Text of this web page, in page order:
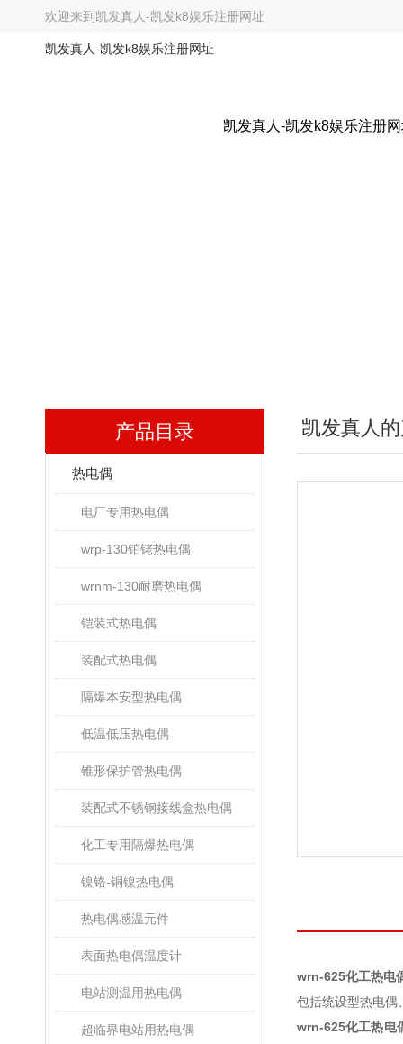
欢迎来到 凯发真人-凯发k8娱乐注册网址
凯发真人-凯发k8娱乐注册网址
凯发真人-凯发k8娱乐注册
产品目录
热电偶
电厂专用热电偶
wrp-130铂铑热电偶
wrnm-130耐磨热电偶
铠装式热电偶
装配式热电偶
隔爆本安型热电偶
低温低压热电偶
锥形保护管热电偶
装配式不锈钢接线盒热电偶
化工专用隔爆热电偶
镍铬-铜镍热电偶
热电偶感温元件
表面热电偶温度计
电站测温用热电偶
超临界电站用热电偶
凯发真人
wrn-625化工热电
包括统设型热电偶
wrn-625化工热电